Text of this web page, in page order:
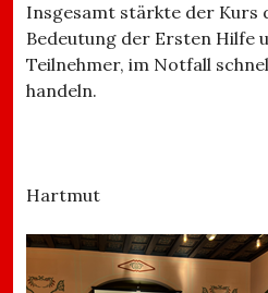
Insgesamt stärkte der Kurs
Bedeutung der Ersten Hilfe
Teilnehmer, im Notfall
handeln.
Hartmut